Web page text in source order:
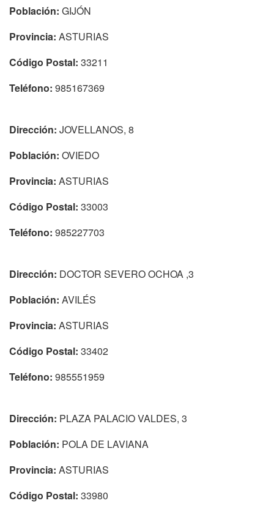
Población: GIJÓN
Provincia: ASTURIAS
Código Postal: 33211
Teléfono: 985167369
Dirección: JOVELLANOS, 8
Población: OVIEDO
Provincia: ASTURIAS
Código Postal: 33003
Teléfono: 985227703
Dirección: DOCTOR SEVERO OCHOA ,3
Población: AVILÉS
Provincia: ASTURIAS
Código Postal: 33402
Teléfono: 985551959
Dirección: PLAZA PALACIO VALDES, 3
Población: POLA DE LAVIANA
Provincia: ASTURIAS
Código Postal: 33980